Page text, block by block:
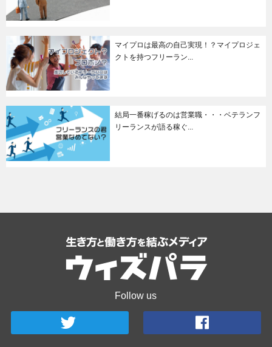
マイプロは最高の自己実現！？マイプロジェ
クトを持つフリーラン...
結局一番稼げるのは営業職・・・ベテランフ
リーランスが語る稼ぐ...
Follow us